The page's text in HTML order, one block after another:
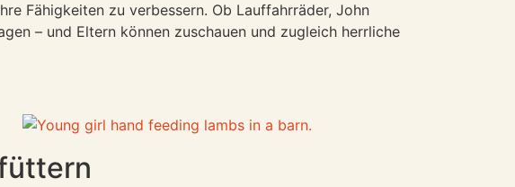
Fähigkeiten zu verbessern. Ob Lauffahrräder, John
– und Eltern können zuschauen und zugleich herrliche